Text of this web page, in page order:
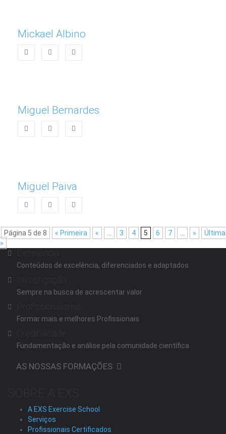
Mickael Albino
Miguel Bernardes
Miguel Paiva
Página 5 de 8 « Primeira « 3 4 5 6 7 »
Última
»
Conteúdos de excelência, diferenciados e adaptados
Sempre na busca de acrescentar valor
Formar mais e melhores Profissionais
Fundamentação e análise pela comunidade científica
AS NOSSAS FORMAÇÕES
A EXS Exercise School
Serviços
Profissionais Certificados